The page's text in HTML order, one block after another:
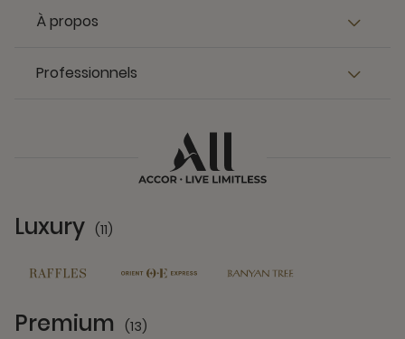
À propos
Professionnels
Luxury (11)
Premium (13)